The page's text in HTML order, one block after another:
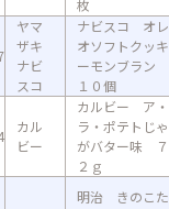
枚
ヤマ
ザキ
ナビ
スコ
ナビスコ オレ
オソフトクッキ
ーモンブラン
１０個
カル
ビー
カルビー ア・
ラ・ポテトじゃ
がバター味 ７
２ｇ
明治 きのこた